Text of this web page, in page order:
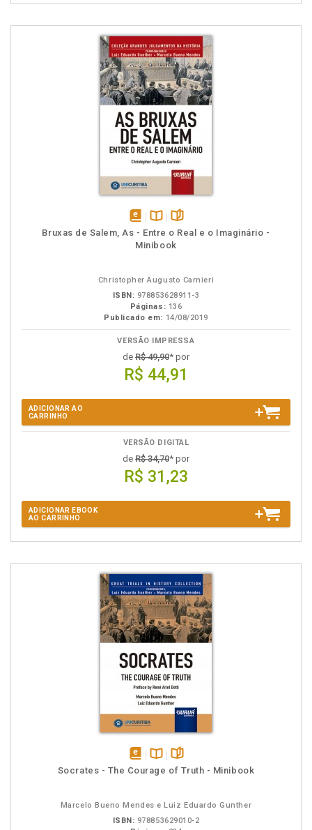
disponível
em
Disponível
na
páginas
Bruxas de Salem, As - Entre o Real e o Imaginário -
Minibook
Christopher Augusto Carnieri
ISBN: 978853628911-3
Páginas: 136
Publicado em: 14/08/2019
VERSÃO IMPRESSA
de R$ 49,90* por
R$ 44,91
ADICIONAR AO
CARRINHO
VERSÃO DIGITAL
de R$ 34,70* por
R$ 31,23
ADICIONAR EBOOK
AO CARRINHO
disponívelDisponível
páginas
Socrates - The Courage of Truth - Minibook
Marcelo Bueno Mendes e Luiz Eduardo Gunther
ISBN: 978853629010-2